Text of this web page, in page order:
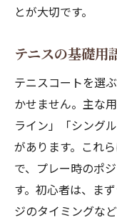
テニスコート
テニス
解
シングル
い方
初心者
テニスコ
集
とが大切です。
テニスの基礎用
テニスコートを選
かせません。主な
ライン」「シング
があります。これ
で、プレー時のポ
す。初心者は、ま
ジのタイミングな